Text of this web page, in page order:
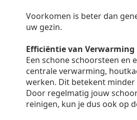
Voorkomen is beter dan
uw gezin.
Efficiëntie van Verwarming
Een schone schoorsteen en
centrale verwarming,
werken. Dit betekent
Door regelmatig jouw
reinigen, kun je dus ook op